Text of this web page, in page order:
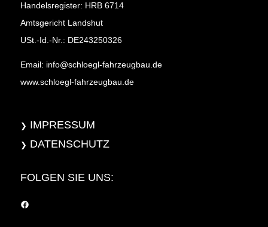
Handelsregister: HRB 6714
Amtsgericht Landshut
USt.-Id.-Nr.: DE243250326
Email: info@schloegl-fahrzeugbau.de
www.schloegl-fahrzeugbau.de
IMPRESSUM
DATENSCHUTZ
FOLGEN SIE UNS:
Facebook